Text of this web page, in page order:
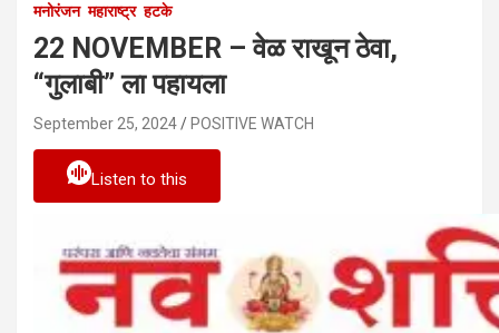
मनोरंजन महाराष्ट्र हटके
22 NOVEMBER – वेळ राखून ठेवा,
“गुलाबी” ला पहायला
September 25, 2024 POSITIVE WATCH
Listen to this